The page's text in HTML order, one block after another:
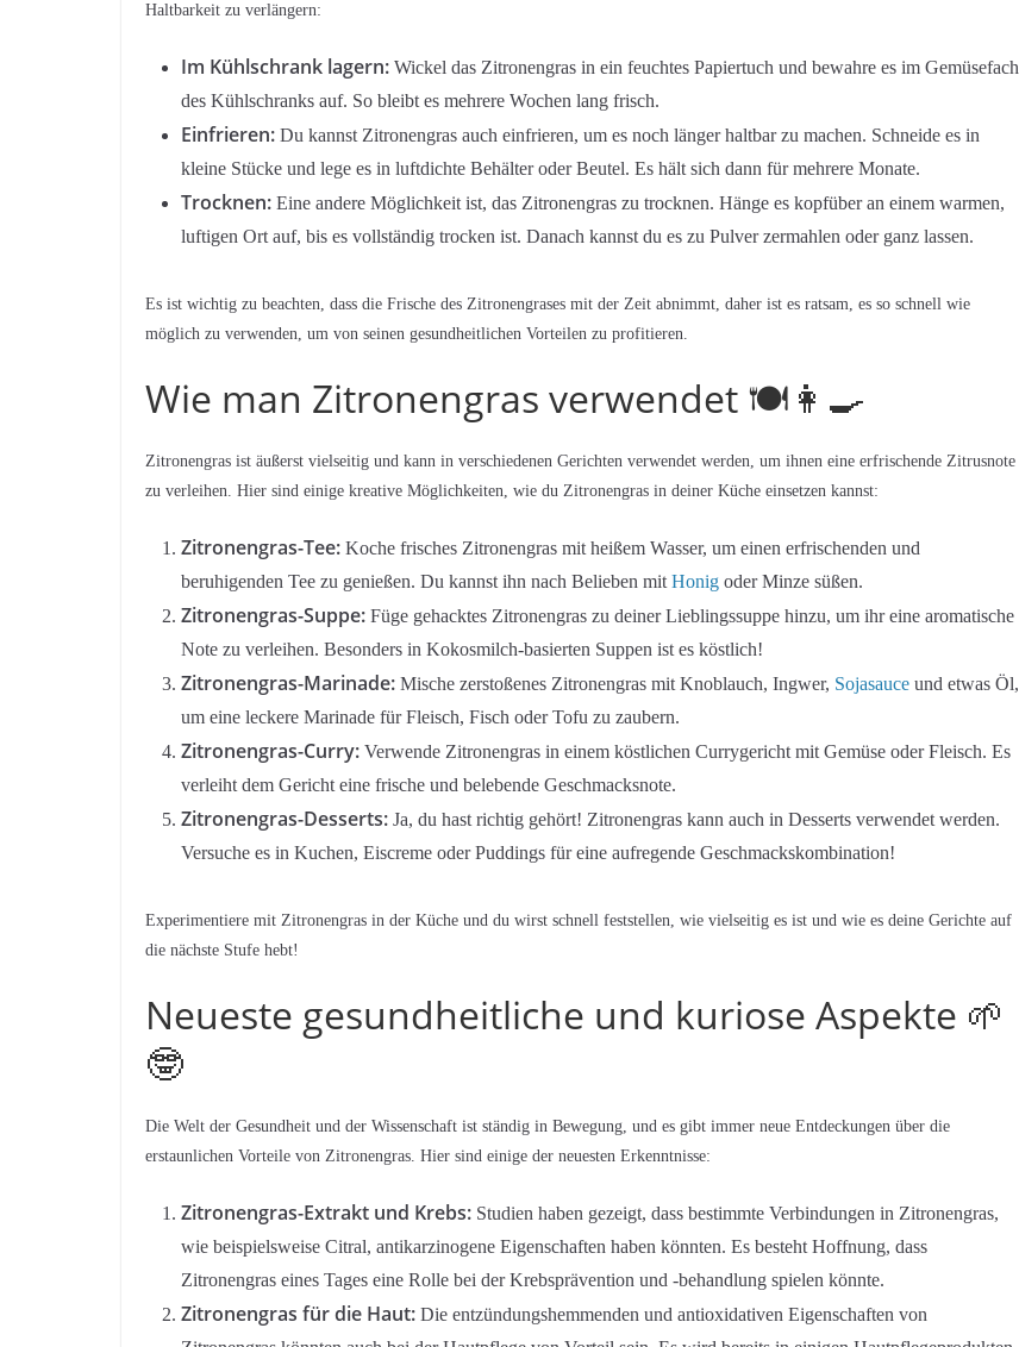
Haltbarkeit zu verlängern:
Im Kühlschrank lagern: Wickel das Zitronengras in ein feuchtes Papiertuch und bewahre es im Gemüsefach
des Kühlschranks auf. So bleibt es mehrere Wochen lang frisch.
Einfrieren: Du kannst Zitronengras auch einfrieren, um es noch länger haltbar zu machen. Schneide es in
kleine Stücke und lege es in luftdichte Behälter oder Beutel. Es hält sich dann für mehrere Monate.
Trocknen: Eine andere Möglichkeit ist, das Zitronengras zu trocknen. Hänge es kopfüber an einem warmen,
luftigen Ort auf, bis es vollständig trocken ist. Danach kannst du es zu Pulver zermahlen oder ganz lassen.
Es ist wichtig zu beachten, dass die Frische des Zitronengrases mit der Zeit abnimmt, daher ist es ratsam, es so schnell wie
möglich zu verwenden, um von seinen gesundheitlichen Vorteilen zu profitieren.
Wie man Zitronengras verwendet 🍽️👩‍🍳
Zitronengras ist äußerst vielseitig und kann in verschiedenen Gerichten verwendet werden, um ihnen eine erfrischende Zitrusnote
zu verleihen. Hier sind einige kreative Möglichkeiten, wie du Zitronengras in deiner Küche einsetzen kannst:
Zitronengras-Tee: Koche frisches Zitronengras mit heißem Wasser, um einen erfrischenden und
beruhigenden Tee zu genießen. Du kannst ihn nach Belieben mit Honig oder Minze süßen.
Zitronengras-Suppe: Füge gehacktes Zitronengras zu deiner Lieblingssuppe hinzu, um ihr eine aromatische
Note zu verleihen. Besonders in Kokosmilch-basierten Suppen ist es köstlich!
Zitronengras-Marinade: Mische zerstoßenes Zitronengras mit Knoblauch, Ingwer, Sojasauce und etwas Öl,
um eine leckere Marinade für Fleisch, Fisch oder Tofu zu zaubern.
Zitronengras-Curry: Verwende Zitronengras in einem köstlichen Currygericht mit Gemüse oder Fleisch. Es
verleiht dem Gericht eine frische und belebende Geschmacksnote.
Zitronengras-Desserts: Ja, du hast richtig gehört! Zitronengras kann auch in Desserts verwendet werden.
Versuche es in Kuchen, Eiscreme oder Puddings für eine aufregende Geschmackskombination!
Experimentiere mit Zitronengras in der Küche und du wirst schnell feststellen, wie vielseitig es ist und wie es deine Gerichte auf
die nächste Stufe hebt!
Neueste gesundheitliche und kuriose Aspekte 🌱
🤓
Die Welt der Gesundheit und der Wissenschaft ist ständig in Bewegung, und es gibt immer neue Entdeckungen über die
erstaunlichen Vorteile von Zitronengras. Hier sind einige der neuesten Erkenntnisse:
Zitronengras-Extrakt und Krebs: Studien haben gezeigt, dass bestimmte Verbindungen in Zitronengras,
wie beispielsweise Citral, antikarzinogene Eigenschaften haben könnten. Es besteht Hoffnung, dass
Zitronengras eines Tages eine Rolle bei der Krebsprävention und -behandlung spielen könnte.
Zitronengras für die Haut: Die entzündungshemmenden und antioxidativen Eigenschaften von